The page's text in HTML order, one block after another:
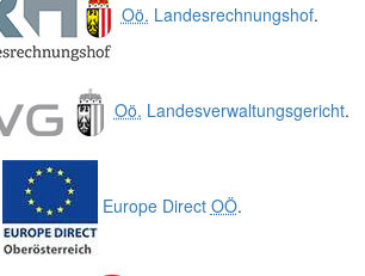
Oö. Landesrechnungshof.
Oö. Landesverwaltungsgericht.
Europe Direct OÖ.